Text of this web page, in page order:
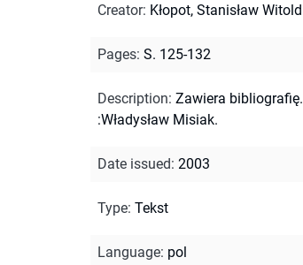
Creator: Kłopot, Stanisław Witold
Pages: S. 125-132
Description: Zawiera bibliografię.
:Władysław Misiak.
Date issued: 2003
Type: Tekst
Language: pol